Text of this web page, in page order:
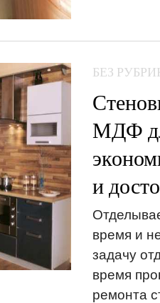
БЕЗ
МДФ
и
время и
задачу
время
ремонта